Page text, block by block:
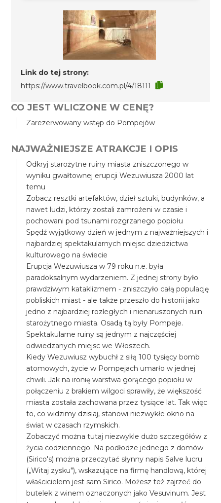
Link do tej strony:
https://www.travelbook.com.pl/4/18111
CO JEST WLICZONE W CENĘ?
Zarezerwowany wstęp do Pompejów
NAJWAŻNIEJSZE ATRAKCJE I OPIS
Odkryj starożytne ruiny miasta zniszczonego w
wyniku gwałtownej erupcji Wezuwiusza 2000 lat
temu
Zobacz resztki artefaktów, dzieł sztuki, budynków, a
nawet ludzi, którzy zostali zamrożeni w czasie i
pochowani pod tsunami rozgrzanego popiołu
Spędź wyjątkowy dzień w jednym z najważniejszych i
najbardziej spektakularnych miejsc dziedzictwa
kulturowego na świecie
Erupcja Wezuwiusza w 79 roku n.e. była
paradoksalnym wydarzeniem. Z jednej strony było
prawdziwym kataklizmem - zniszczyło całą populację
pobliskich miast - ale także przeszło do historii jako
jedno z najbardziej rozległych i nienaruszonych ruin
starożytnego miasta. Osadą tą były Pompeje.
Spektakularne ruiny są jednym z najczęściej
odwiedzanych miejsc we Włoszech.
Kiedy Wezuwiusz wybuchł z siłą 100 tysięcy bomb
atomowych, życie w Pompejach umarło w jednej
chwili. Jak na ironię warstwa gorącego popiołu w
połączeniu z brakiem wilgoci sprawiły, że większość
miasta została zachowana przez tysiące lat. Tak więc
to, co widzimy dzisiaj, stanowi niezwykłe okno na
świat w czasach rzymskich.
Zobaczyć można tutaj niezwykle dużo szczegółów z
życia codziennego. Na podłodze jednego z domów
(Sirico's) można przeczytać słynny napis Salve lucru
(„Witaj zysku"), wskazujące na firmę handlową, której
właścicielem jest sam Sirico. Możesz też zajrzeć do
butelek z winem oznaczonych jako Vesuvinum. Jest